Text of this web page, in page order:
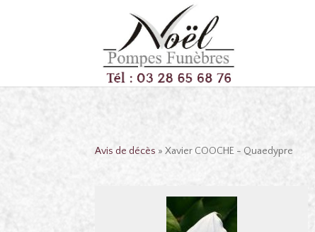
Avis de décès » Xavier COOCHE - Quaedypre